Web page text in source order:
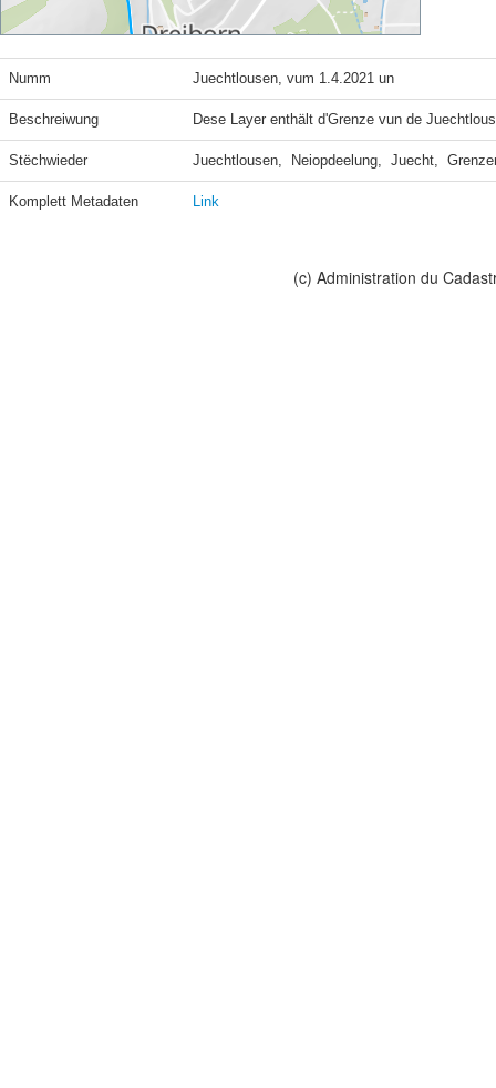
Numm Juechtlousen, vum 1.4.2021 un
Beschreiwung Dese Layer enthält d'Grenze vun de
Stëchwieder Juechtlousen,  Neiopdeelung,  Juecht,
Komplett Metadaten Link
(c) Administration du